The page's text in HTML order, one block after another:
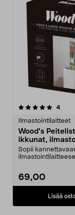
4
Ilmastointilaitteet
Wood's
ikkunat,
cm
Sopii
69,00
Lisää
3.0viidestä